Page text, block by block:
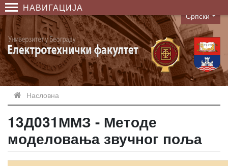
НАВИГАЦИЈА
Language
Српски
Насловна
13Д031ММЗ - Методе
моделовања звучног поља